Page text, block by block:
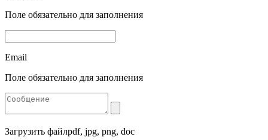
Поле обязательно для заполнения
Email
Поле обязательно для заполнения
Загрузить файлpdf, jpg, png, doc